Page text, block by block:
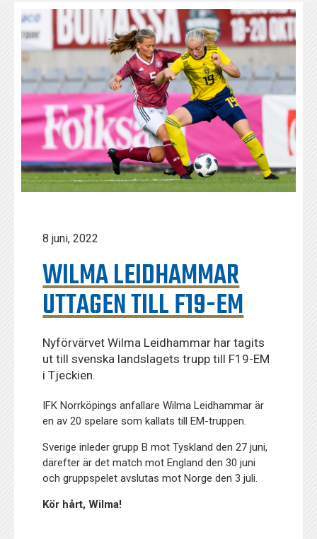
8 juni, 2022
WILMA LEIDHAMMAR
UTTAGEN TILL F19-EM
Nyförvärvet Wilma Leidhammar har tagits
ut till svenska landslagets trupp till F19-EM
i Tjeckien.
IFK Norrköpings anfallare Wilma Leidhammar är
en av 20 spelare som kallats till EM-truppen.
Sverige inleder grupp B mot Tyskland den 27 juni,
därefter är det match mot England den 30 juni
och gruppspelet avslutas mot Norge den 3 juli.
Kör hårt, Wilma!